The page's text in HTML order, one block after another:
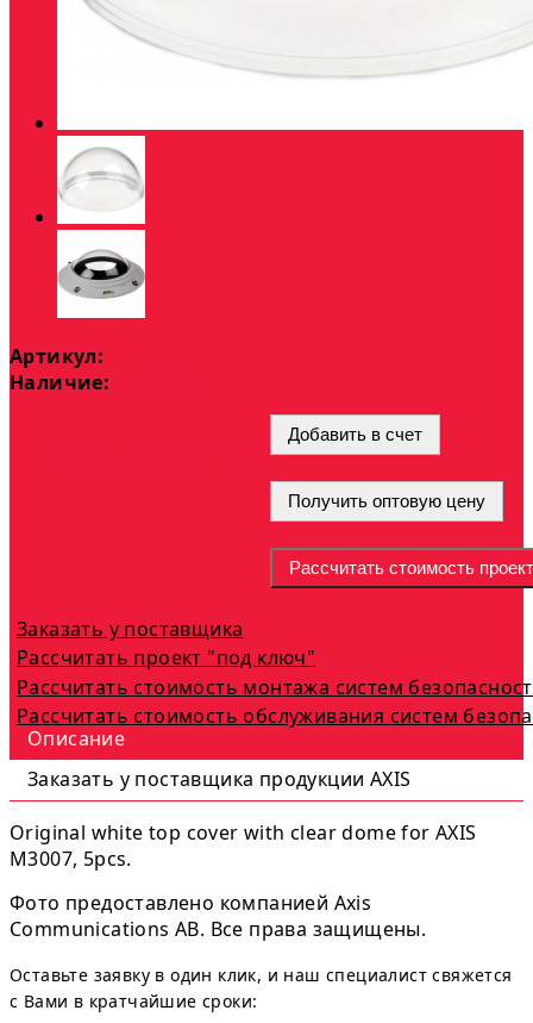
Артикул:
Наличие:
опт Добавить в счет
Получить оптовую цену
Рассчитать стоимость
Заказать у поставщика
Рассчитать проект "под ключ"
Рассчитать стоимость монтажа систем
Рассчитать стоимость обслуживания систем
Описание
Заказать у поставщика продукции AXIS
Original white top cover with clear dome for AXIS
M3007, 5pcs.
Фото предоставлено компанией Axis
Communications AB. Все права защищены.
Оставьте заявку в один клик, и наш специалист свяжется
с Вами в кратчайшие сроки: